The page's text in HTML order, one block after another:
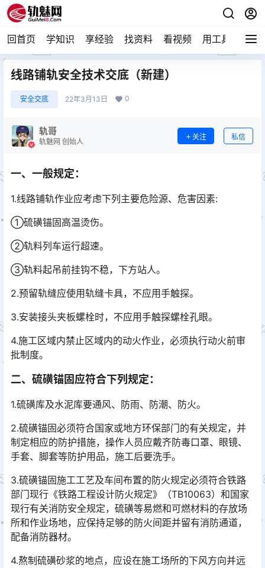
回首页 学知识 享经验 找资料 看视频 用工具 论技
线路铺轨安全技术交底（新建）
安全交底 22年3月13日 0
轨哥
轨魅网 创始人
关注 私信
一、一般规定：
1.线路铺轨作业应考虑下列主要危险源、危害因素:
①硫磺锚固高温烫伤。
②轨料列车运行超速。
③轨料起吊前挂钩不稳，下方站人。
2.预留轨缝应使用轨缝卡具，不应用手触探。
3.安装接头夹板螺栓时，不应用手触探螺栓孔眼。
4.施工区域内禁止区域内的动火作业，必须执行动火前审
批制度。
二、硫磺锚固应符合下列规定：
1.硫磺库及水泥库要通风、防雨、防潮、防火。
2.硫磺锚固必须符合国家或地方环保部门的有关规定，并
制定相应的防护措施，操作人员应戴齐防毒口罩、眼镜、
手套、脚套等防护用品，施工后要洗手。
3.硫磺锚固施工工艺及车间布置的防火规定必须符合铁路
部门现行《铁路工程设计防火规定》（TB10063）和国家
现行有关消防安全规定，硫磺等易燃和可燃材料的存放场
所和作业场地，应保持足够的防火间距并留有消防通道，
配备消防器材。󠅅󠅃󠄵󠅂󠄪󠇖󠆨󠆨󠇕󠆞󠆒󠅬󠇘󠆭󠆘󠇙󠆝󠅵󠇗󠆭󠆁󠄐󠇗󠅹󠅸󠇖󠆍󠅳󠇖󠅹󠅰󠇖󠆌󠅹
4.熬制硫磺砂浆的地点，应设在施工场所的下风方向并远